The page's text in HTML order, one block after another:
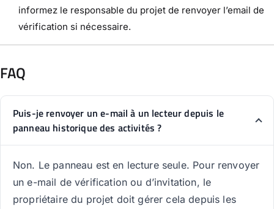
informez le responsable du projet de renvoyer l’email de
vérification si nécessaire.
FAQ
Puis-je renvoyer un e-mail à un lecteur depuis le
panneau historique des activités ?
Non. Le panneau est en lecture seule. Pour renvoyer
un e-mail de vérification ou d’invitation, le
propriétaire du projet doit gérer cela depuis les